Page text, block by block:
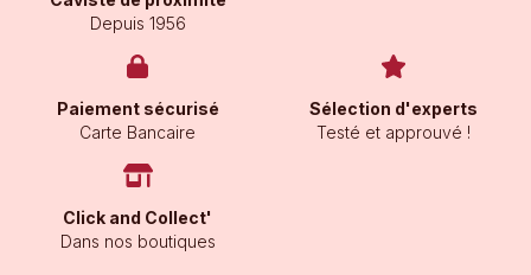
Depuis 1956
Paiement sécurisé
Carte Bancaire
Sélection d'experts
Testé et approuvé !
Click and Collect'
Dans nos boutiques